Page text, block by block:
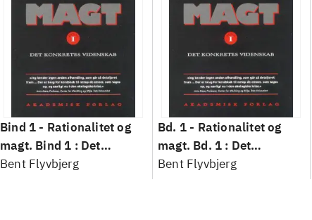
Bind 1 - Rationalitet og
magt. Bind 1 : Det
konkretes videnskab
Bent Flyvbjerg
Bd. 1 - Rationalitet og
magt. Bd. 1 : Det
konkretes videnskab
Bent Flyvbjerg